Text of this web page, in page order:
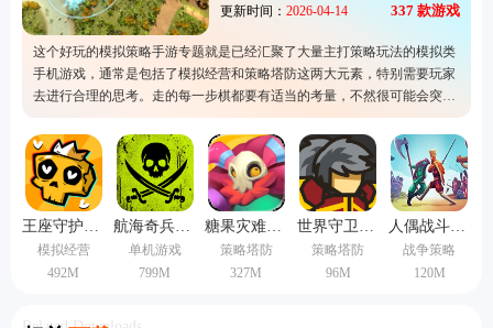
更新时间： 2026-04-14 337 款游戏
这个好玩的模拟策略手游专题就是已经汇聚了大量主打策略玩法的模拟类
手机游戏，通常是包括了模拟经营和策略塔防这两大元素，特别需要玩家
去进行合理的思考。走的每一步棋都要有适当的考量，不然很可能会突然
做出错误的选。而这个专题的出现就是为了让更多的人可以认识到这类游
戏的存在，而且还有准备了下载服务，快来下载自己喜欢的游戏吧。
模拟经营
492M
单机游戏
799M
策略塔防
327M
策略塔防
96M
人偶战斗模拟器2汉化版
战争策略
120M